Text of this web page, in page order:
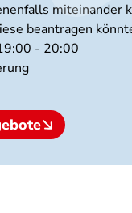
miteinander
beantragen
- 20:00